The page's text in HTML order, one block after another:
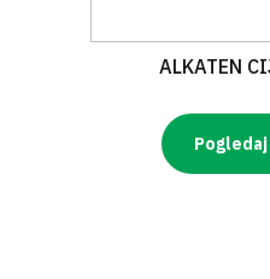
ALKATEN